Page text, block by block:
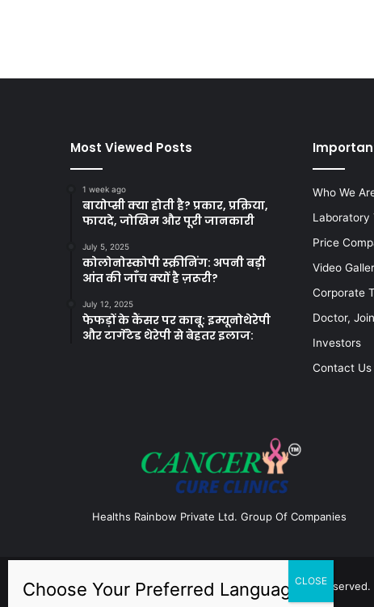
Most Viewed Posts
1 week ago
बायोप्सी क्या होती है? प्रकार, प्रक्रिया,
फायदे, जोखिम और पूरी जानकारी
July 5, 2025
कोलोनोस्कोपी स्क्रीनिंग: अपनी बड़ी
आंत की जाँच क्यों है ज़रूरी?
July 12, 2025
फेफड़ों के कैंसर पर काबू: इम्यूनोथेरेपी
और टार्गेटेड थेरेपी से बेहतर इलाज:
Who We
Laboratory
Price
Video
Corporate
Doctor,
Investors
Contact Us
Healths Rainbow Private Ltd. Group Of Companies
© Copyright 2026, Cancer Cure Clinics All Rights Reserved.